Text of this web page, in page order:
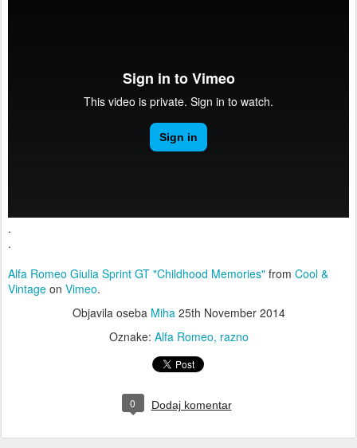
.
.
Alfa Romeo Giulia Sprint GT "Childhood Memories" from Cool &
Vintage on Vimeo.
Objavila oseba Miha 25th November 2014
Oznake: Alfa Romeo razno
0 Dodaj komentar